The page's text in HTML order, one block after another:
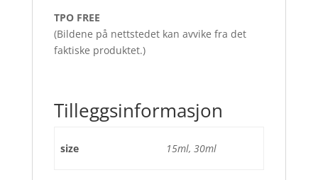
TPO FREE
(Bildene på nettstedet kan avvike fra det
faktiske produktet.)
Tilleggsinformasjon
size 15ml, 30ml